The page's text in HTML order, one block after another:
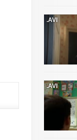
.AVI
.AVI